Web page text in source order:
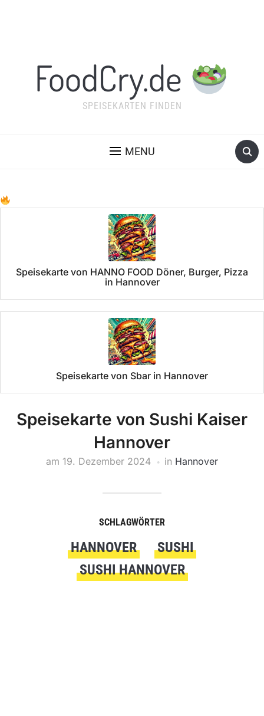
FoodCry.de
SPEISEKARTEN FINDEN
MENU
Speisekarte von HANNO FOOD Döner, Burger, Pizza
in Hannover
Speisekarte von Sbar in Hannover
Speisekarte von Sushi Kaiser
Hannover
am 19. Dezember 2024 in Hannover
SCHLAGWÖRTER
HANNOVER
SUSHI
SUSHI HANNOVER